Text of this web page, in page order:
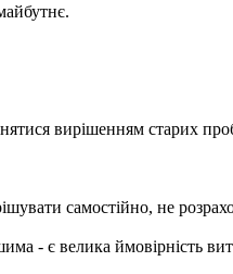
вирішенням старих
самостійно, не
- є велика ймовірність